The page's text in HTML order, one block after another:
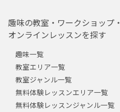
趣味の教室・ワークショップ・
オンラインレッスンを探す
趣味一覧
教室エリア一覧
教室ジャンル一覧
無料体験レッスンエリア一覧
無料体験レッスンジャンル一覧